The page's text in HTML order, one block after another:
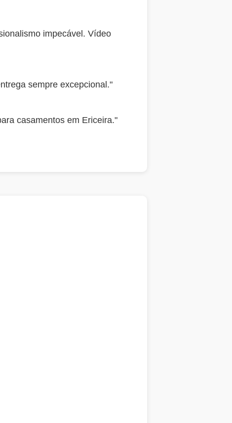
impecável. Vídeo
sempre excepcional."
casamentos em Ericeira."